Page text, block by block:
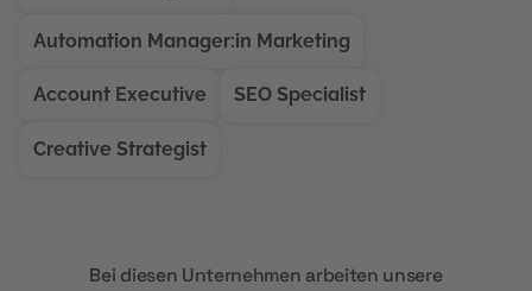
Automation Manager:in Marketing
Account Executive SEO Specialist
Creative Strategist
Bei diesen Unternehmen arbeiten unsere